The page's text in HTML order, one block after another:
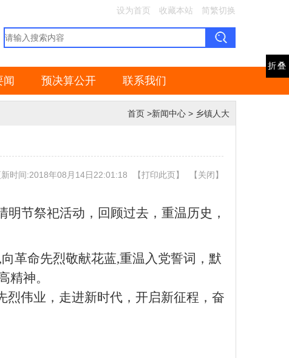
折叠
设为首页 收藏本站 简繁切换
闻 预决算公开 联系我们
首页 >新闻中心 > 乡镇人大
新时间:2018年08月14日22:01:18 【打印此页】 【关闭】
明节祭祀活动，回顾过去，重温历史，
,向革命先烈敬献花蓝,重温入党誓词，默
精神。
伟业，走进新时代，开启新征程，奋